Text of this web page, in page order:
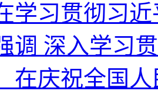
学习贯彻习
调 深入学习
在庆祝全国